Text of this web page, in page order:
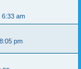
6:33 am
pm